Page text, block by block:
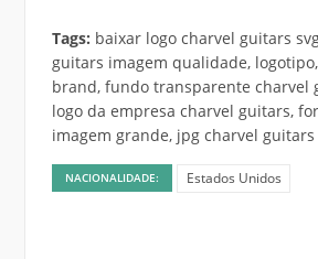
Tags: baixar logo charvel guitars
guitars imagem qualidade,
brand, fundo transparente charvel
logo da empresa charvel guitars,
imagem grande, jpg charvel guitars
NACIONALIDADE: Estados Unidos